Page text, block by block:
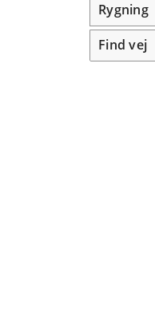
Rygning
Find vej